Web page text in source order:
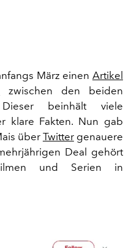
März einen Artikel
zwischen den beiden
Dieser beinhält viele
klare Fakten. Nun gab
über Twittergenauere
Deal gehört
und Serien in